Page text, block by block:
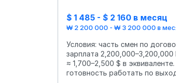
$ 1 485 - $ 2 160 в месяц
₩ 2 200 000 - ₩ 3 200 000 в
Условия: часть смен по
зарплата 2,200,000–3,200,000
≈ 1,700–2,500 $ в
готовность работать по